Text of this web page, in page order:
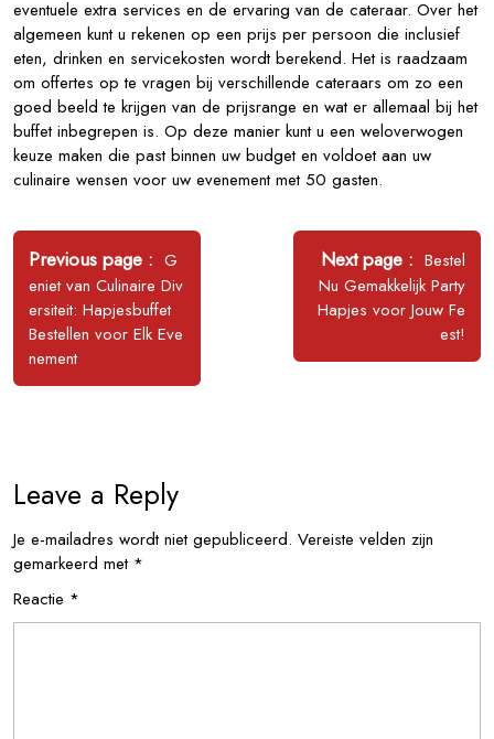
eventuele extra services en de ervaring van de cateraar. Over het
algemeen kunt u rekenen op een prijs per persoon die inclusief
eten, drinken en servicekosten wordt berekend. Het is raadzaam
om offertes op te vragen bij verschillende cateraars om zo een
goed beeld te krijgen van de prijsrange en wat er allemaal bij het
buffet inbegrepen is. Op deze manier kunt u een weloverwogen
keuze maken die past binnen uw budget en voldoet aan uw
culinaire wensen voor uw evenement met 50 gasten.
Bericht
navigatie
Previous page
Older
Posts
G
eniet van Culinaire Div
ersiteit: Hapjesbuffet
Bestellen voor Elk Eve
nement
Next page
Newer
Posts
Bestel
Nu Gemakkelijk Party
Hapjes voor Jouw Fe
est!
Leave a Reply
Je e-mailadres wordt niet gepubliceerd. Vereiste velden zijn
gemarkeerd met *
Reactie *